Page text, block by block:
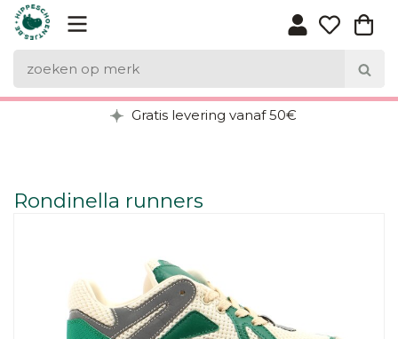
Gratis levering vanaf 50€
Rondinella runners